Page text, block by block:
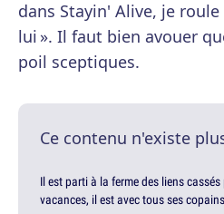
dans Stayin' Alive, je
lui ». Il faut bien avouer
poil sceptiques.
Ce contenu n'existe
Il est parti à la ferme des liens
vacances, il est avec tous ses